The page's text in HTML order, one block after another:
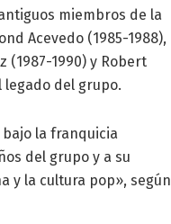
miembros de la
Acevedo (1985-1988),
(1987-1990) y Robert
legado del grupo.
la franquicia
del grupo y a su
y la cultura pop», según